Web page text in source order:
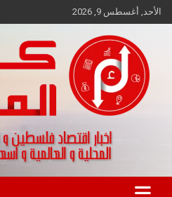
Skip
to
الأحد, أغسطس 9, 2026
كواليس المال
اخبار اقتصاد فلسطين و العالم و